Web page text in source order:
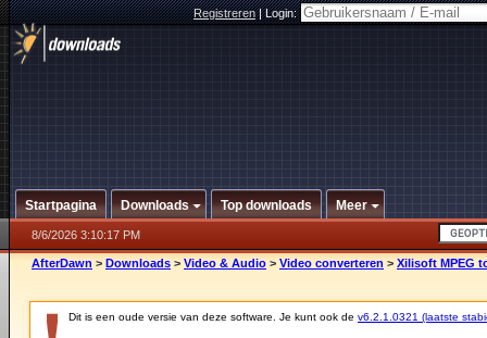
Registreren|Login:
Startpagina Downloads Top downloads Meer
8/6/2026 3:10:17 PM
AfterDawn > Downloads > Video & Audio > Video converteren > Xilisoft MPEG
Dit is een oude versie van deze software. Je kunt ook de v6.2.1.0321 (laatste